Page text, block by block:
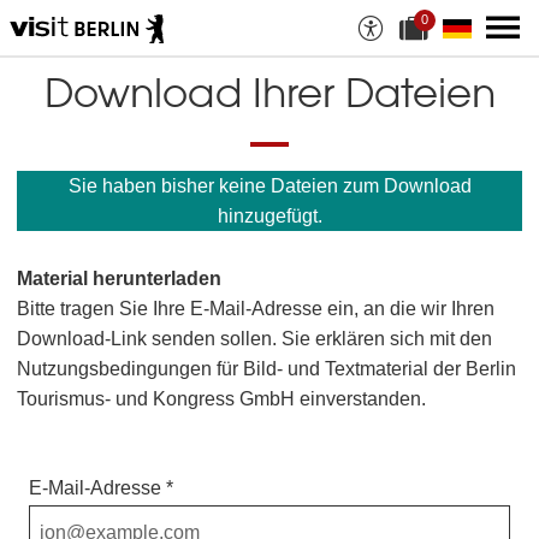
A
u
w
a
n
a
i
a
l
i
n
0
a
k
u
e
D
t
n
z
a
h
Download Ihrer Dateien
Sie haben bisher keine Dateien zum Download
hinzugefügt.
Material herunterladen
Bitte tragen Sie Ihre E-Mail-Adresse ein, an die wir Ihren
Download-Link senden sollen. Sie erklären sich mit den
Nutzungsbedingungen für Bild- und Textmaterial der Berlin
Tourismus- und Kongress GmbH einverstanden.
E-Mail-Adresse